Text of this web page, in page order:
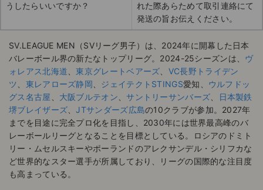
うしたらいいですか？
れた際あらためて取引連絡にて
発送の旨お伝えください。
SV.LEAGUE MEN（SVリーグ男子）は、2024年に開幕した日本
バレーボール界の新たなトップリーグ。2024-25シーズンは、 ヴ
ォレアス北海道、東京グレートベアーズ、 VC長野トライデン
ツ、 東レアローズ静岡、 ジェイテクトSTINGS愛知、 ウルフドッ
グス名古屋 、 大阪ブルテオン、サントリーサンバーズ、
日本製鉄
堺ブレイザーズ、JTサンダーズ広島の10クラブが参加。​2027年
までを目途に完全プロ化を目指し、2030年には世界最高峰のバ
レーボールリーグとなることを目標としている。​ロシアのドミト
リー・ムセルスキーやポーランドのアレクサンデル・シリフカな
ど世界的なスター選手が所属しており、リーグの国際的な注目度
も高まっている。